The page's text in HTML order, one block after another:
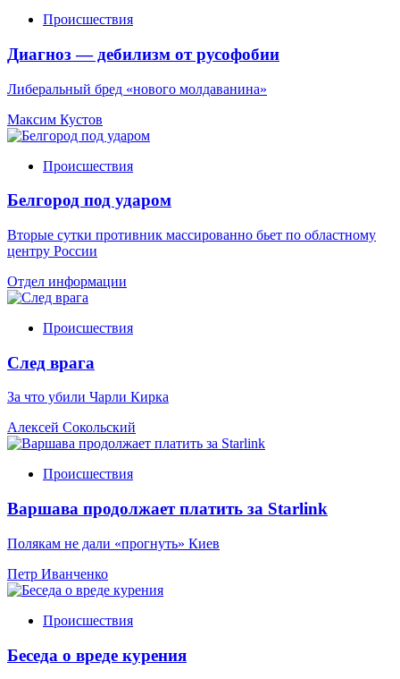
Происшествия
Диагноз — дебилизм от русофобии
Либеральный бред «нового молдаванина»
Максим Кустов
Происшествия
Белгород под ударом
Вторые сутки противник массированно бьет по областному
центру России
Отдел информации
Происшествия
След врага
За что убили Чарли Кирка
Алексей Сокольский
Происшествия
Варшава продолжает платить за Starlink
Полякам не дали «прогнуть» Киев
Петр Иванченко
Происшествия
Беседа о вреде курения